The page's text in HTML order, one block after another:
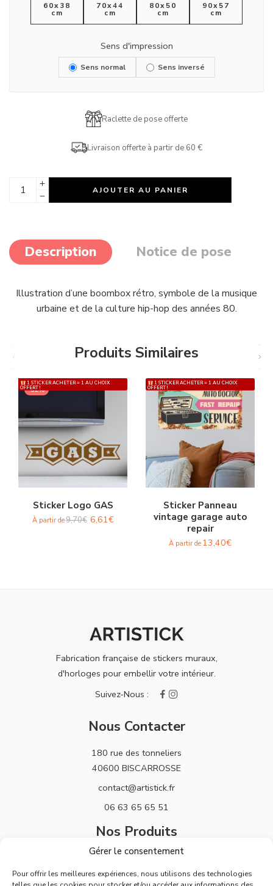
Gérer le consentement
Pour offrir les meilleures expériences, nous utilisons des technologies
60x38
cm
70x44
cm
80x50
cm
90x57
cm
Sens d'impression
Sens normal Sens inversé
Raclette de pose offerte
Livraison offerte à partir de 60 €
AJOUTER AU PANIER
Description Notice de pose
Illustration d’une boombox rétro, symbole de la musique
urbaine et de la culture hip-hop des années 80.
Produits Similaires
1 STICKER ACHETER = 1 AU CHOIX
OFFERT !
-32%
Sticker Logo GAS
À partir de9,70€ 6,61€
1 STICKER ACHETER = 1 AU CHOIX
OFFERT !
Sticker Panneau
vintage garage auto
repair
À partir de 13,40€
Fabrication française de stickers muraux,
d'horloges pour embellir votre intérieur.
Nous Contacter
180 rue des tonneliers
40600 BISCARROSSE
contact@artistick.fr
06 63 65 65 51
Nos Produits
Stickers
Horloges